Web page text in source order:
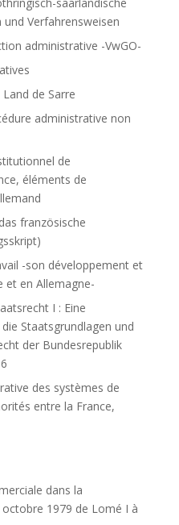
Verfahrensweisen
administrative -VwGO-
Land de Sarre
administrative non
de
éléments de
französische
-son développement et
et en Allemagne-
I : Eine
Staatsgrundlagen und
der Bundesrepublik
des systèmes de
entre la France,
dans la
octobre 1979 de Lomé I à